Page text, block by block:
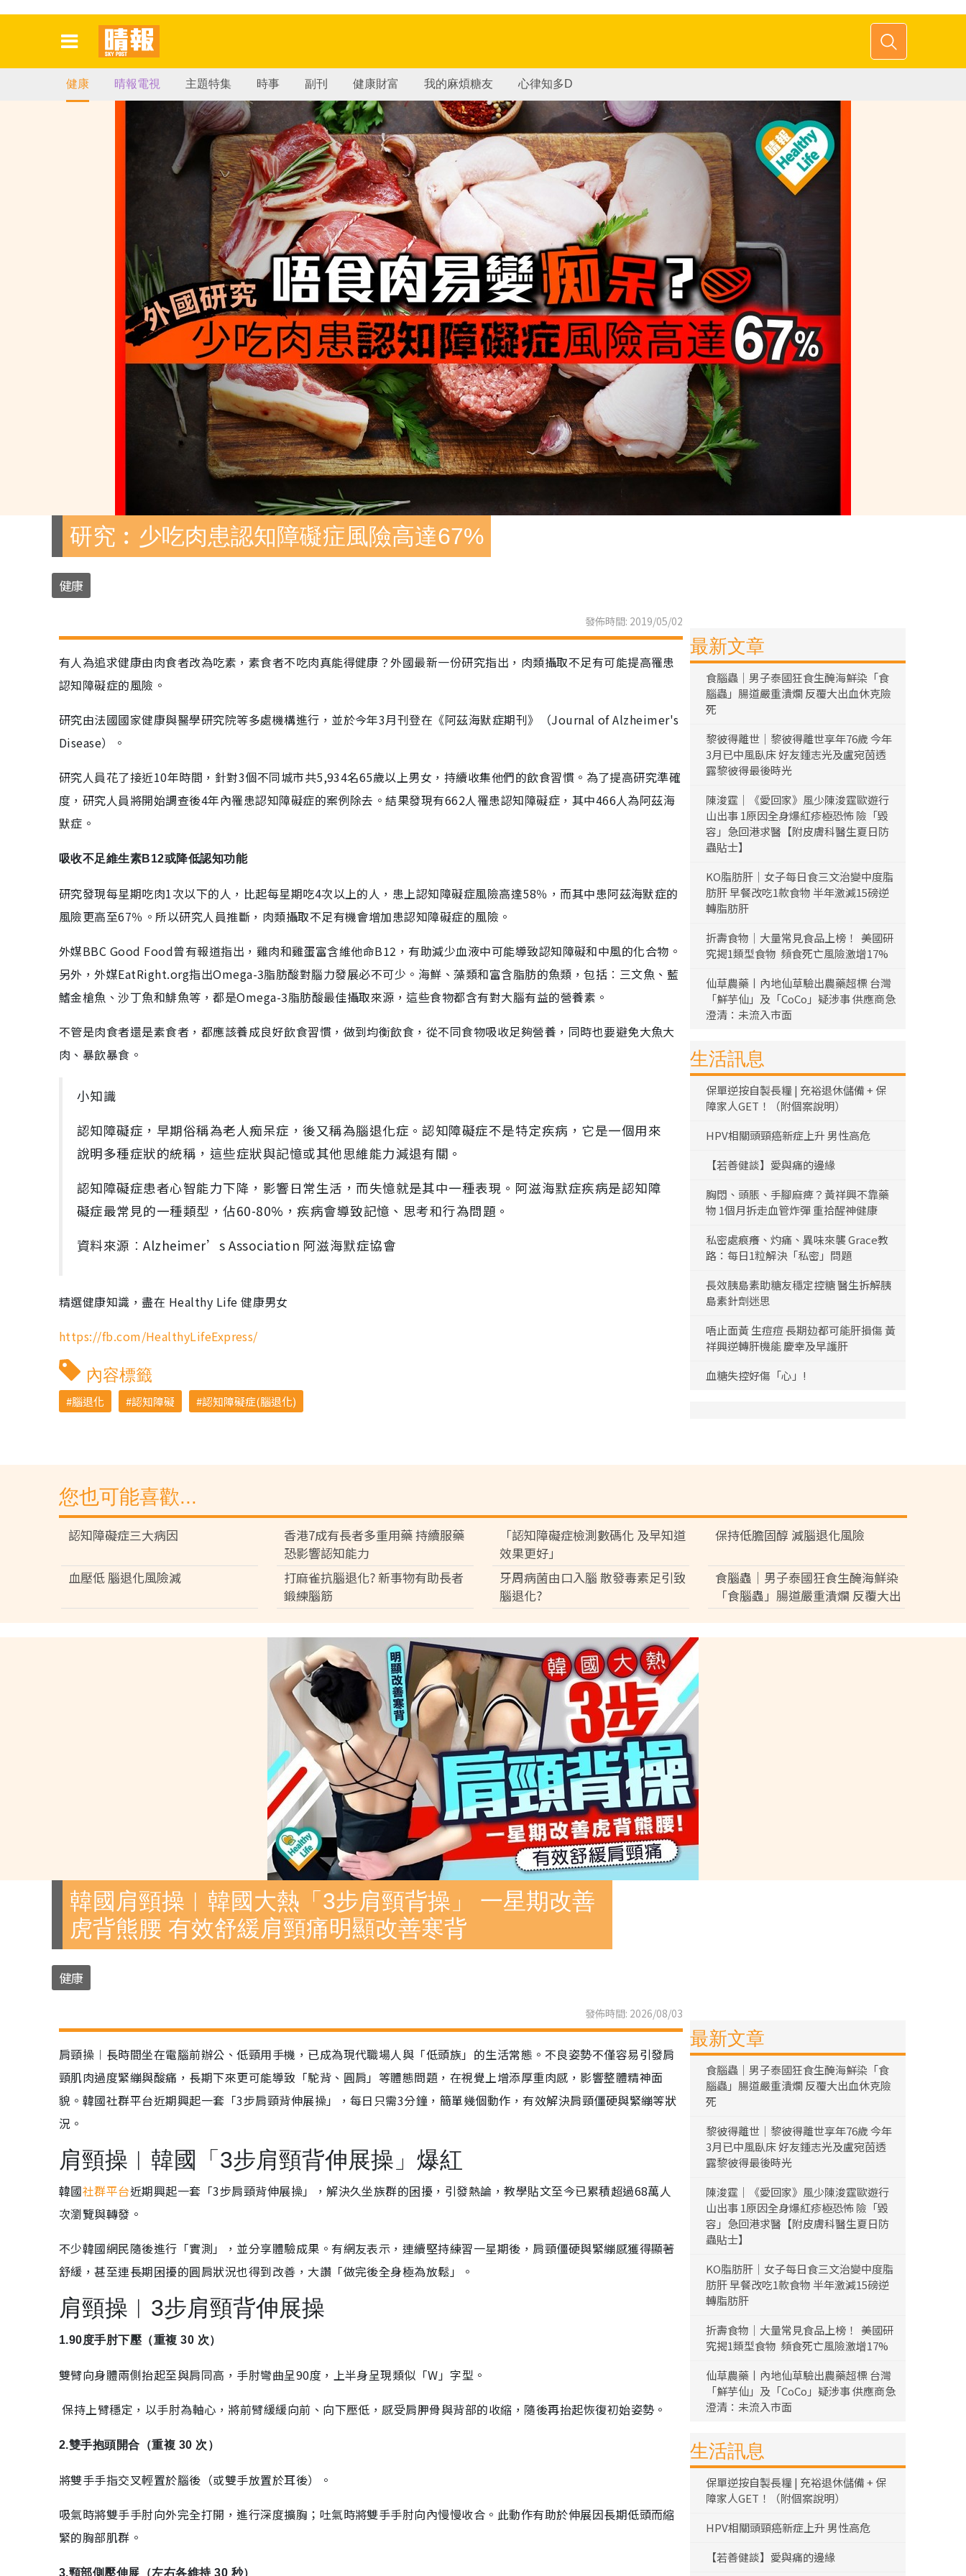
健康 晴報電視 主題特集 時事 副刊 健康財富 我的麻煩糖友 心律知多D
研究︰少吃肉患認知障礙症風險高達67%
健康
發佈時間: 2019/05/02
有人為追求健康由肉食者改為吃素，素食者不吃肉真能得健康？外國最新一份研究指出，肉類攝取不足有可能提高罹患
認知障礙症的風險。
研究由法國國家健康與醫學研究院等多處機構進行，並於今年3月刊登在《阿茲海默症期刊》（Journal of Alzheimer's
Disease）。
研究人員花了接近10年時間，針對3個不同城市共5,934名65歲以上男女，持續收集他們的飲食習慣。為了提高研究準確
度，研究人員將開始調查後4年內罹患認知障礙症的案例除去。結果發現有662人罹患認知障礙症，其中466人為阿茲海
默症。
吸收不足維生素B12或降低認知功能
研究發現每星期吃肉1次以下的人，比起每星期吃4次以上的人，患上認知障礙症風險高達58％，而其中患阿茲海默症的
風險更高至67％。所以研究人員推斷，肉類攝取不足有機會增加患認知障礙症的風險。
外媒BBC Good Food曾有報道指出，雞肉和雞蛋富含維他命B12，有助減少血液中可能導致認知障礙和中風的化合物。
另外，外媒EatRight.org指出Omega-3脂肪酸對腦力發展必不可少。海鮮、藻類和富含脂肪的魚類，包括︰三文魚、藍
鰭金槍魚、沙丁魚和鯡魚等，都是Omega-3脂肪酸最佳攝取來源，這些食物都含有對大腦有益的營養素。
不管是肉食者還是素食者，都應該養成良好飲食習慣，做到均衡飲食，從不同食物吸收足夠營養，同時也要避免大魚大
肉、暴飲暴食。
小知識
認知障礙症，早期俗稱為老人痴呆症，後又稱為腦退化症。認知障礙症不是特定疾病，它是一個用來
說明多種症狀的統稱，這些症狀與記憶或其他思維能力減退有關。
認知障礙症患者心智能力下降，影響日常生活，而失憶就是其中一種表現。阿滋海默症疾病是認知障
礙症最常見的一種類型，佔60-80%，疾病會導致記憶、思考和行為問題。
資料來源︰Alzheimer’s Association 阿滋海默症協會
精選健康知識，盡在 Healthy Life 健康男女
https://fb.com/HealthyLifeExpress/
內容標籤
腦退化 認知障礙 認知障礙症(腦退化)
最新文章
食腦蟲｜男子泰國狂食生醃海鮮染「食
腦蟲」腸道嚴重潰爛 反覆大出血休克險
死
黎彼得離世｜黎彼得離世享年76歲 今年
3月已中風臥床 好友鍾志光及盧宛茵透
露黎彼得最後時光
陳浚霆｜《愛回家》風少陳浚霆歐遊行
山出事 1原因全身爆紅疹極恐怖 險「毀
容」急回港求醫【附皮膚科醫生夏日防
蟲貼士】
KO脂肪肝｜女子每日食三文治變中度脂
肪肝 早餐改吃1款食物 半年激減15磅逆
轉脂肪肝
折壽食物｜大量常見食品上榜！ 美國研
究揭1類型食物 頻食死亡風險激增17%
仙草農藥丨內地仙草驗出農藥超標 台灣
「鮮芋仙」及「CoCo」疑涉事 供應商急
澄清：未流入市面
生活訊息
保單逆按自製長糧 | 充裕退休儲備 + 保
障家人GET！（附個案說明）
HPV相關頭頸癌新症上升 男性高危
【若善健談】愛與痛的邊緣
胸悶、頭脹、手腳麻痺？黃祥興不靠藥
物 1個月拆走血管炸彈 重拾醒神健康
私密處痕癢、灼痛、異味來襲 Grace教
路：每日1粒解決「私密」問題
長效胰島素助糖友穩定控糖 醫生拆解胰
島素針劑迷思
唔止面黃 生痘痘 長期攰都可能肝損傷 黃
祥興逆轉肝機能 慶幸及早護肝
血糖失控好傷「心」!
您也可能喜歡...
認知障礙症三大病因
香港7成有長者多重用藥 持續服藥
恐影響認知能力
「認知障礙症檢測數碼化 及早知道
效果更好」
保持低膽固醇 減腦退化風險
血壓低 腦退化風險減
打麻雀抗腦退化? 新事物有助長者
鍛練腦筋
牙周病菌由口入腦 散發毒素足引致
腦退化?
食腦蟲｜男子泰國狂食生醃海鮮染
「食腦蟲」腸道嚴重潰爛 反覆大出
血休克險死
韓國肩頸操︱韓國大熱「3步肩頸背操」 一星期改善
虎背熊腰 有效舒緩肩頸痛明顯改善寒背
健康
發佈時間: 2026/08/03
肩頸操︱長時間坐在電腦前辦公、低頸用手機，已成為現代職場人與「低頭族」的生活常態。不良姿勢不僅容易引發肩
頸肌肉過度緊繃與酸痛，長期下來更可能導致「駝背、圓肩」等體態問題，在視覺上增添厚重肉感，影響整體精神面
貌。韓國社群平台近期興起一套「3步肩頸背伸展操」，每日只需3分鐘，簡單幾個動作，有效解決肩頸僵硬與緊繃等狀
況。
肩頸操︱韓國「3步肩頸背伸展操」爆紅
韓國社群平台近期興起一套「3步肩頸背伸展操」，解決久坐族群的困擾，引發熱論，教學貼文至今已累積超過68萬人
次瀏覽與轉發。
不少韓國網民隨後進行「實測」，並分享體驗成果。有網友表示，連續堅持練習一星期後，肩頸僵硬與緊繃感獲得顯著
舒緩，甚至連長期困擾的圓肩狀況也得到改善，大讚「做完後全身極為放鬆」。
肩頸操︱3步肩頸背伸展操
1.90度手肘下壓（重複 30 次）
雙臂向身體兩側抬起至與肩同高，手肘彎曲呈90度，上半身呈現類似「W」字型。
保持上臂穩定，以手肘為軸心，將前臂緩緩向前、向下壓低，感受肩胛骨與背部的收縮，隨後再抬起恢復初始姿勢。
2.雙手抱頭開合（重複 30 次）
將雙手手指交叉輕置於腦後（或雙手放置於耳後）。
吸氣時將雙手手肘向外完全打開，進行深度擴胸；吐氣時將雙手手肘向內慢慢收合。此動作有助於伸展因長期低頭而縮
緊的胸部肌群。
3.頸部側壓伸展（左右各維持 30 秒）
最新文章
食腦蟲｜男子泰國狂食生醃海鮮染「食
腦蟲」腸道嚴重潰爛 反覆大出血休克險
死
黎彼得離世｜黎彼得離世享年76歲 今年
3月已中風臥床 好友鍾志光及盧宛茵透
露黎彼得最後時光
陳浚霆｜《愛回家》風少陳浚霆歐遊行
山出事 1原因全身爆紅疹極恐怖 險「毀
容」急回港求醫【附皮膚科醫生夏日防
蟲貼士】
KO脂肪肝｜女子每日食三文治變中度脂
肪肝 早餐改吃1款食物 半年激減15磅逆
轉脂肪肝
折壽食物｜大量常見食品上榜！ 美國研
究揭1類型食物 頻食死亡風險激增17%
仙草農藥丨內地仙草驗出農藥超標 台灣
「鮮芋仙」及「CoCo」疑涉事 供應商急
澄清：未流入市面
生活訊息
保單逆按自製長糧 | 充裕退休儲備 + 保
障家人GET！（附個案說明）
HPV相關頭頸癌新症上升 男性高危
【若善健談】愛與痛的邊緣